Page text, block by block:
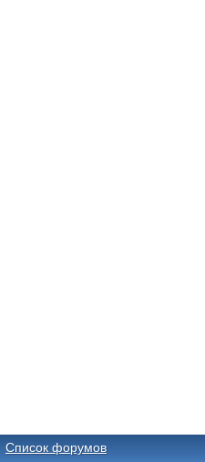
Список форумов